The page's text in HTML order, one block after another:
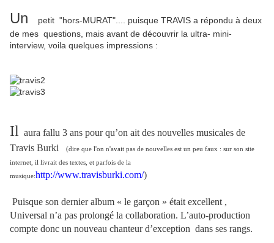
Un petit "hors-MURAT".... puisque TRAVIS a répondu à deux
de mes questions, mais avant de découvrir la ultra- mini-
interview, voila quelques impressions :
Il
aura fallu 3 ans pour qu’on ait des nouvelles musicales de
Travis Burki
(dire que l'on n'avait pas de nouvelles est un peu faux : sur son site
internet, il livrait des textes, et parfois de la
musique:http://www.travisburki.com/)
Puisque son dernier album « le garçon » était excellent ,
Universal n’a pas prolongé la collaboration. L’auto-production
compte donc un nouveau chanteur d’exception dans ses rangs.